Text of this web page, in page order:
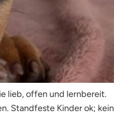
lieb, offen und lernbereit.
Standfeste Kinder ok; kein